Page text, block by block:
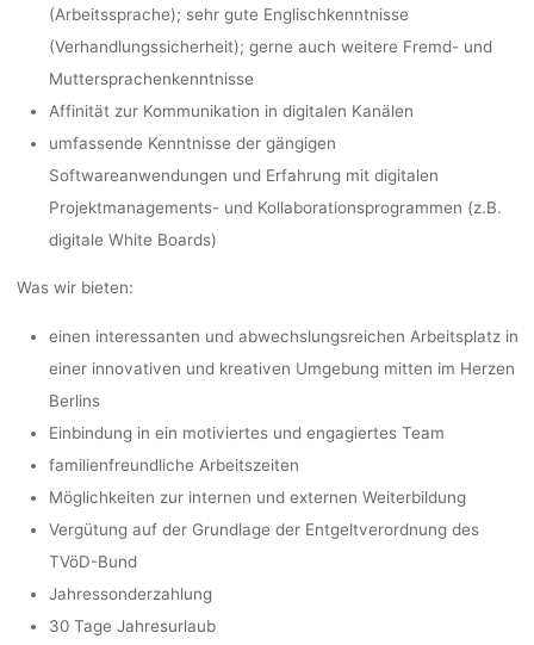
(Arbeitssprache); sehr gute Englischkenntnisse
(Verhandlungssicherheit); gerne auch weitere Fremd- und
Muttersprachenkenntnisse
Affinität zur Kommunikation in digitalen Kanälen
umfassende Kenntnisse der gängigen
Softwareanwendungen und Erfahrung mit digitalen
Projektmanagements- und Kollaborationsprogrammen (z.B.
digitale White Boards)
Was wir bieten:
einen interessanten und abwechslungsreichen Arbeitsplatz in
einer innovativen und kreativen Umgebung mitten im Herzen
Berlins
Einbindung in ein motiviertes und engagiertes Team
familienfreundliche Arbeitszeiten
Möglichkeiten zur internen und externen Weiterbildung
Vergütung auf der Grundlage der Entgeltverordnung des
TVöD-Bund
Jahressonderzahlung
30 Tage Jahresurlaub